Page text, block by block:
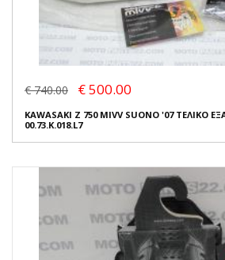
€ 740.00 € 500.00
KAWASAKI Z 750 MIVV SUONO '07 ΤΕΛΙΚΟ
00.73.K.018.L7